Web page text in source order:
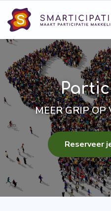
MEER GRIP OP
Reserveer